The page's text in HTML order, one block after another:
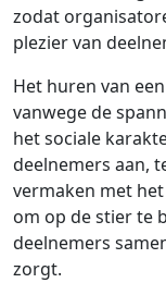
zodat
plezier van
Het huren van
vanwege de
het sociale
deelnemers aan,
vermaken met
om op de stier te
deelnemers
zorgt.